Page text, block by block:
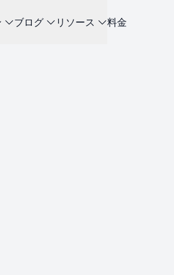
ブログ リソース 料金